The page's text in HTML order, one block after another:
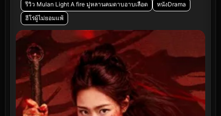
รีวิว Mulan Light A fire มู่หลานคมดาบอาบเลือด
หนังDrama
ฮีโร่ผู้ไม่ยอมแพ้